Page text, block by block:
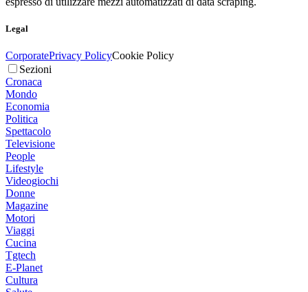
Legal
CorporatePrivacy PolicyCookie Policy
Sezioni
Cronaca
Mondo
Economia
Politica
Spettacolo
Televisione
People
Lifestyle
Videogiochi
Donne
Magazine
Motori
Viaggi
Cucina
Tgtech
E-Planet
Cultura